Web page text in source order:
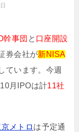
幹事団 と 口座開設
券会社が新NISA
ています。今週
月IPOは計11社
メトロ は予定通